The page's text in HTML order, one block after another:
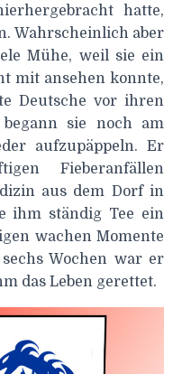
hatte,
Wahrscheinlich aber
Mühe, weil sie ein
mit ansehen konnte,
Deutsche vor ihren
sie noch am
aufzupäppeln. Er
Fieberanfällen
aus dem Dorf in
ihm ständig Tee ein
wachen Momente
Wochen war er
das Leben gerettet.